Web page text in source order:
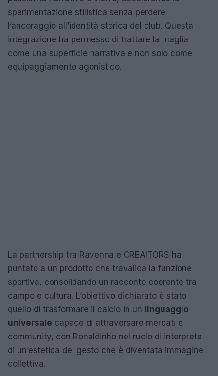
sperimentazione stilistica senza perdere
l’ancoraggio all’identità storica del club. Questa
integrazione ha permesso di trattare la maglia
come una superficie narrativa e non solo come
equipaggiamento agonistico.
La partnership tra Ravenna e CREAITORS ha
puntato a un prodotto che travalica la funzione
sportiva, consolidando un racconto coerente tra
campo e cultura. L’obiettivo dichiarato è stato
quello di trasformare il calcio in un linguaggio
universale capace di attraversare mercati e
community, con Ronaldinho nel ruolo di interprete
di un’estetica del gesto che è diventata immagine
collettiva.